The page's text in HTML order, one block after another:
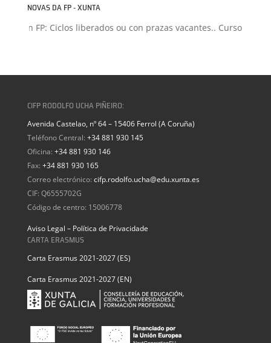
NOVAS DA FP - XUNTA
FP: Ciclos liberados ou con prazas vacantes.. Curso 2026-
CIFP RODOLFO UCHA PIÑEIRO:
Avenida Castelao, nº 64 – 15406 Ferrol (A Coruña)
Teléfono Central: +34 881 930 145
Oficina: +34 881 930 146
Fax: +34 881 930 165
Correo electrónico: cifp.rodolfo.ucha@edu.xunta.es
CIF: Q6555702G
Código de centro: 15006778
Aviso Legal – Política de Privacidade
CARTA ERASMUS
Carta Erasmus 2021-2027 (ES)
Carta Erasmus 2021-2027 (EN)